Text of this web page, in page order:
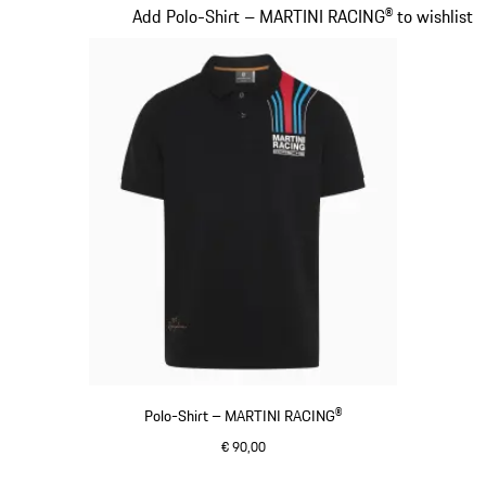
Polo-Shirt – MARTINI RACING®
€ 90,00
Add Polo-Shirt – MARTINI RACING® to wishlist